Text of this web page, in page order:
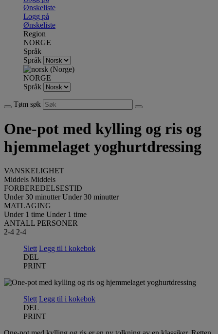
Ønskeliste
Logg på
Ønskeliste
Region
NORGE
Språk
Språk
NORGE
Språk
Tøm søk
One-pot med kylling og ris og
hjemmelaget yoghurtdressing
VANSKELIGHET
Middels Middels
FORBEREDELSESTID
Under 30 minutter Under 30 minutter
MATLAGING
Under 1 time Under 1 time
ANTALL PERSONER
2-4 2-4
Slett Legg til i kokebok
DEL
PRINT
Slett Legg til i kokebok
DEL
PRINT